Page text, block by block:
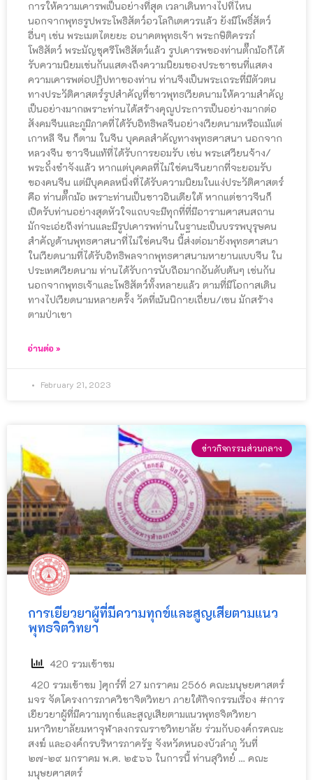
การให้ความเคารพเป็นอย่างที่สุด เวลาเดินทางไปที่ไหน
นอกจากพุทธรูปพระโพธิสัตว์อวโลกิเตศวรแล้ว ยังมีโพธิ์สัตว์
อื่นๆ เช่น พระเมตไตยยะ อนาคตพุทธเจ้า พระกษิติครรภ์
โพธิสัตว์ พระมัญชุศรีโพธิสัตว์แล้ว รูปเคารพของท่านตั๊กม้อก็ได้
รับความนิยมเช่นกันแสดงถึงความนิยมของประชาชนที่แสดง
ความเคารพต่อปฏิปทาของท่าน ท่านจึงเป็นพระเถระที่มีตัวตน
ทางประวัติศาสตร์รูปสำคัญที่ชาวพุทธเวียดนามให้ความสำคัญ
เป็นอย่างมากเพราะท่านได้สร้างคุณูประการเป็นอย่างมากต่อ
สังคมจีนและภูมิภาคที่ได้รับอิทธิพลจีนอย่างเวียดนามหรือแม้แต่
เกาหลี จีน ก็ตาม ในจีน บุคคลสำคัญทางพุทธศาสนา นอกจาก
หลวงจีน ชาวจีนแท้ที่ได้รับการยอมรับ เช่น พระเสวียนจ้าง/
พระถั๋งซำจังแล้ว หากแต่บุคคลที่ไม่ใช่คนจีนยากที่จะยอมรับ
ของคนจีน แต่มีบุคคลหนึ่งที่ได้รับความนิยมในแง่ประวัติศาสตร์
คือ ท่านตั๊กม้อ เพราะท่านเป็นชาวอินเดียใต้ หากแต่ชาวจีนก็
เปิดรับท่านอย่างสุดหัวใจแถบจะมีทุกที่ที่มีอารามศาสนสถาน
มักจะเอ่ยถึงท่านและมีรูปเคารพท่านในฐานะเป็นบรรพบุรุษคน
สำคัญด้านพุทธศาสนาที่ไม่ใช่คนจีน นี้ส่งต่อมายังพุทธศาสนา
ในเวียดนามที่ได้รับอิทธิพลจากพุทธศาสนามหายานแบบจีน ใน
ประเทศเวียดนาม ท่านได้รับการนับถือมากอันดับต้นๆ เช่นกัน
นอกจากพุทธเจ้าและโพธิสัตว์ทั้งหลายแล้ว ตามที่มีโอกาสเดิน
ทางไปเวียดนามหลายครั้ง วัดที่เน้นนิกายเถี่ยน/เซน มักสร้าง
ตามป่าเขา
อ่านต่อ »
February 21, 2023
ข่าวกิจกรรมส่วนกลาง
การเยียวยาผู้ที่มีความทุกข์และสูญเสียตามแนว
พุทธจิตวิทยา
420 รวมเข้าชม
420 รวมเข้าชม ]ศุกร์ที่ 27 มกราคม 2566 คณะมนุษยศาสตร์
มจร จัดโครงการภาควิชาจิตวิทยา ภายใต้กิจกรรมเรื่อง #การ
เยียวยาผู้ที่มีความทุกข์และสูญเสียตามแนวพุทธจิตวิทยา
มหาวิทยาลัยมหาจุฬาลงกรณราชวิทยาลัย ร่วมกับองค์กรคณะ
สงฆ์ และองค์กรบริหารภาครัฐ จังหวัดหนองบัวลำภู วันที่
๒๗-๒๙ มกราคม พ.ศ. ๒๕๖๖ ในการนี้ ท่านสุวิทย์ … คณะ
มนุษยศาสตร์